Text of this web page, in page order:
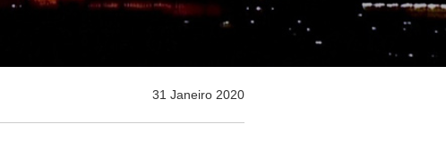
31 Janeiro 2020